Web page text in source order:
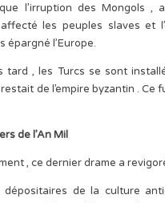
l’irruption des Mongols ,
les peuples slaves et
épargné l’Europe.
tard , les Turcs se sont
de l’empire byzantin . Ce
de l’An Mil
, ce dernier drame a
dépositaires de la culture